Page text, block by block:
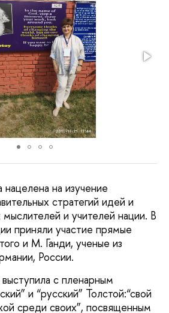
на изучение
стратегий идей и
и учителей нации. В
приняли участие прямые
и М. Ганди, ученые из
России.
с пленарным
и “русский” Толстой:“свой
среди своих”, посвященным